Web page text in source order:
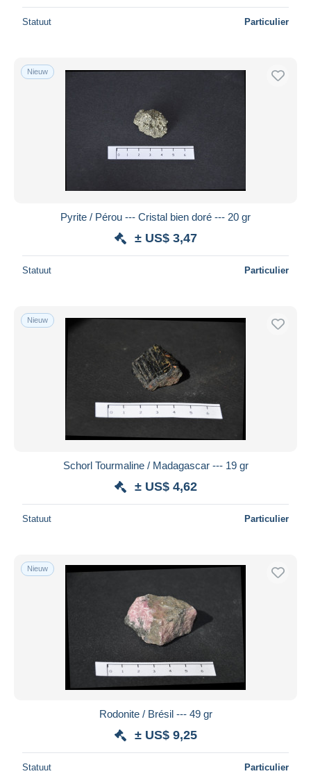
Statuut Particulier
Nieuw
Pyrite / Pérou --- Cristal bien doré --- 20 gr
± US$ 3,47
Statuut Particulier
Nieuw
Schorl Tourmaline / Madagascar --- 19 gr
± US$ 4,62
Statuut Particulier
Nieuw
Rodonite / Brésil --- 49 gr
± US$ 9,25
Statuut Particulier